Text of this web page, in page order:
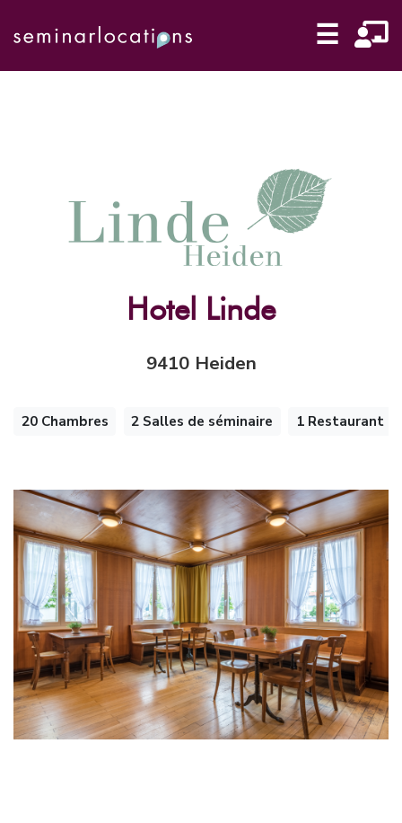
☰
Hotel Linde
9410 Heiden
20 Chambres 2 Salles de séminaire 1 Restaurant